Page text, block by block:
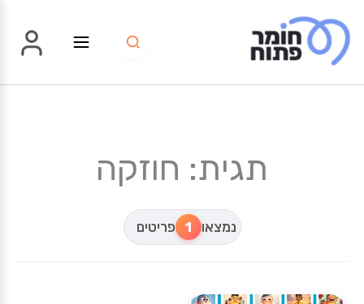
לתוכן
תגית: חוזקה
נמצאו 1 פריטים